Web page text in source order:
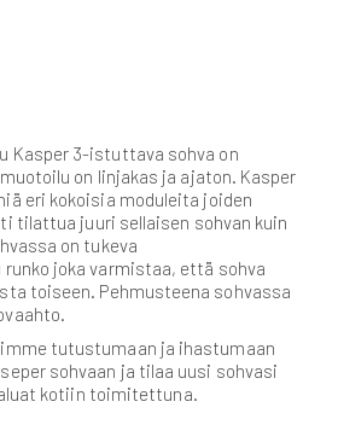
Kasper 3-istuttava sohva on
on linjakas ja ajaton. Kasper
eri kokoisia moduleita joiden
tilattua juuri sellaisen sohvan kuin
on tukeva
joka varmistaa, että sohva
toiseen. Pehmusteena sohvassa
tutustumaan ja ihastumaan
sohvaan ja tilaa uusi sohvasi
kotiin toimitettuna.